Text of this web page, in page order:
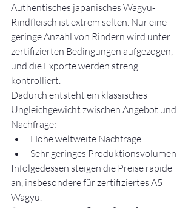
Authentisches japanisches Wagyu-
Rindfleisch ist extrem selten. Nur eine
geringe Anzahl von Rindern wird unter
zertifizierten Bedingungen aufgezogen,
und die Exporte werden streng
kontrolliert.
Dadurch entsteht ein klassisches
Ungleichgewicht zwischen Angebot und
Nachfrage:
Hohe weltweite Nachfrage
Sehr geringes Produktionsvolumen
Infolgedessen steigen die Preise rapide
an, insbesondere für zertifiziertes A5
Wagyu.